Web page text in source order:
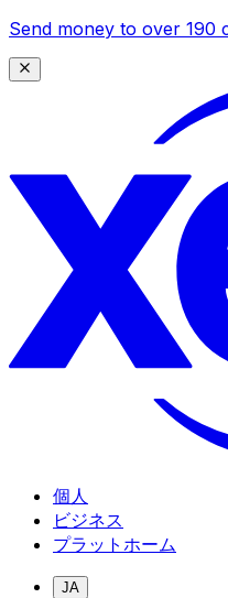
Send money to over 190
個人
ビジネス
プラットホーム
JA